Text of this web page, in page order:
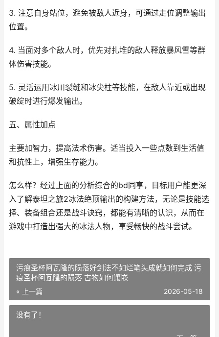
3. 注意自身站位，避免被敌人近身，可通过走位调整输出
位置。
4. 当面对多个敌人时，优先对扎堆的敌人释放暴风雪等群
体伤害技能。
5. 灵活运用冰川裂缝和冰尖柱等技能，在敌人靠近或出现
破绽时进行爆发输出。
五、属性加点
主要加智力，提高法术伤害。适当投入一些点数到生活值
和抗性上，增强生存能力。
怎么样？经过上面的分析综合的bd同享，目标用户能更深
入了解泰坦之旅2冰法绝顶输出的构建方法，无论是技能选
择、装备组合还是战斗诀窍，都能有清晰的认识，从而在
游戏中打造出强大的冰法人物，享受畅快的战斗尝试。
污痕圣杯阿瓦隆的陨落好剑法不如烂笔头成就如何完成 污
痕圣杯阿瓦隆的陨落 古物如何镶嵌
« 上一篇 2026-05-18
没有了！